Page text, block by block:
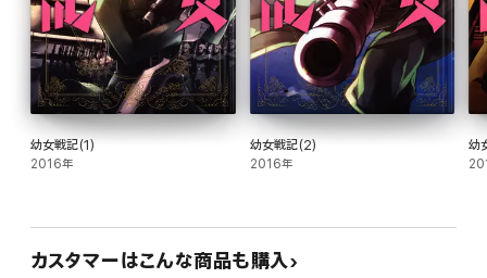
幼女戦記(1)
2016年
幼女戦記(2)
2016年
幼
カスタマーはこんな商品も購入